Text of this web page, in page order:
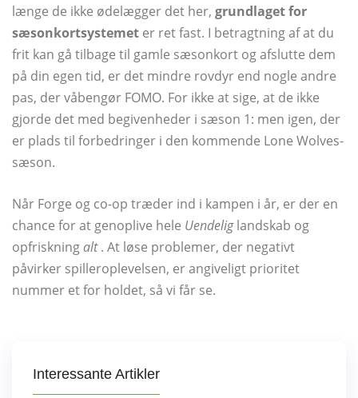
længe de ikke ødelægger det her, grundlaget for
sæsonkortsystemet er ret fast. I betragtning af at du
frit kan gå tilbage til gamle sæsonkort og afslutte dem
på din egen tid, er det mindre rovdyr end nogle andre
pas, der våbengør FOMO. For ikke at sige, at de ikke
gjorde det med begivenheder i sæson 1: men igen, der
er plads til forbedringer i den kommende Lone Wolves-
sæson.
Når Forge og co-op træder ind i kampen i år, er der en
chance for at genoplive hele Uendeliglandskab og
opfriskningalt. At løse problemer, der negativt
påvirker spilleroplevelsen, er angiveligt prioritet
nummer et for holdet, så vi får se.
Interessante Artikler